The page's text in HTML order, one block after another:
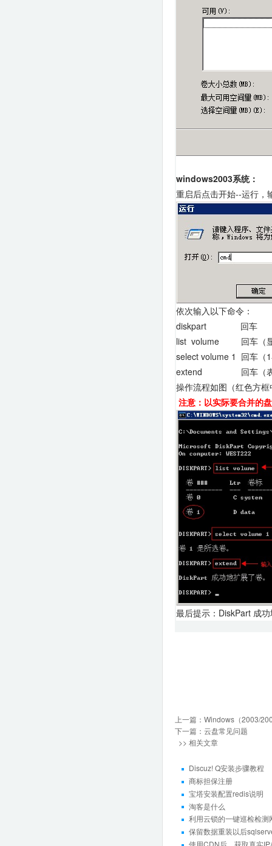
windows2003系统：
重启后点击开始--运行，
依次输入以下命令：
diskpart 回车
list volume 回车（显
select volume 1 回车（
extend 回车（表示
操作流程如图（红色方
注意：以实际要合并的
最后提示：DiskPart 成
上一篇： Windows（2003/
下一篇： 云盘常见问题
>> 相关文章
Discuz! Q安装步骤教程
商标担保注册
宝塔安装配置redis说明
淘客是什么
利用云锁的一键巡检检测
保留数据重装以后